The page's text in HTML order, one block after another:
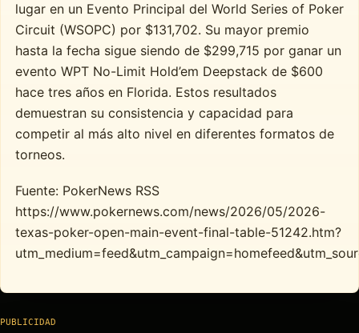
lugar en un Evento Principal del World Series of Poker
Circuit (WSOPC) por $131,702. Su mayor premio
hasta la fecha sigue siendo de $299,715 por ganar un
evento WPT No-Limit Hold’em Deepstack de $600
hace tres años en Florida. Estos resultados
demuestran su consistencia y capacidad para
competir al más alto nivel en diferentes formatos de
torneos.
Fuente: PokerNews RSS
https://www.pokernews.com/news/2026/05/2026-
texas-poker-open-main-event-final-table-51242.htm?
PUBLICIDAD